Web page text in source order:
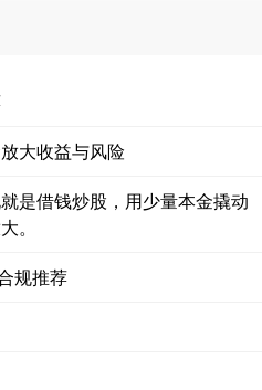
大收益与风险
是借钱炒股，用少量本金撬动
。
规推荐